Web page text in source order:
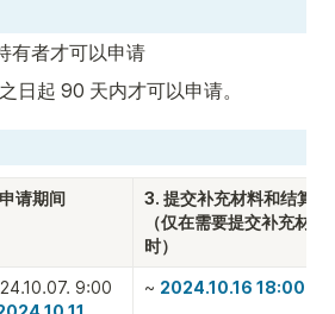
有者才可以申请
日起 90 天内才可以申请。
请期间
3. 提交补充材料和结算表
（仅在需要提交补充材料
时）
9:00
~ 2024.10.16 18:00